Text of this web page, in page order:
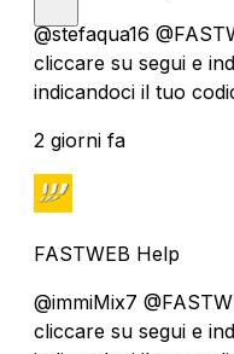
@stefaqua16
cliccare su segui e
indicandoci il tuo
2 giorni fa
FASTWEB Help
@immiMix7
cliccare su segui e